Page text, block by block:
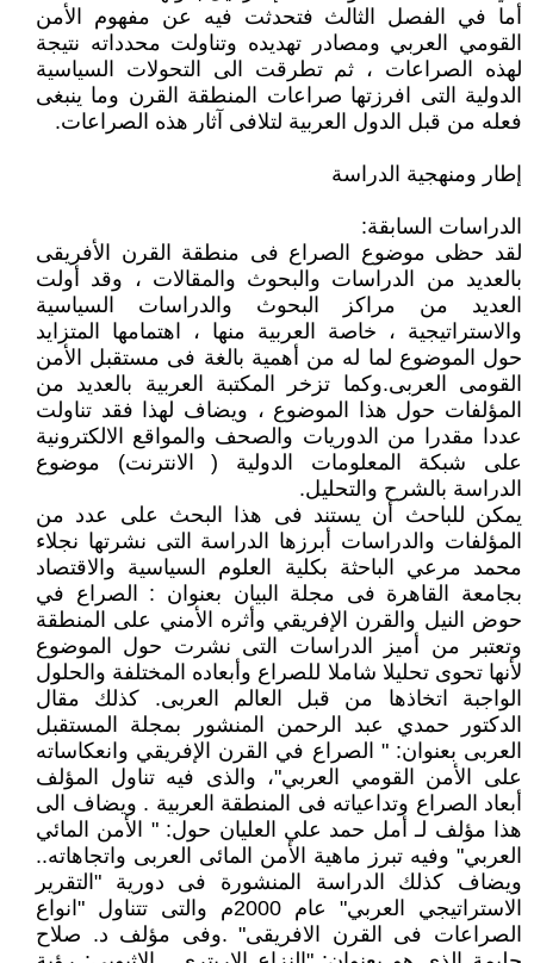
أما في الفصل الثالث فتحدثت فيه عن مفهوم الأمن
القومي العربي ومصادر تهديده وتناولت محدداته نتيجة
لهذه الصراعات ، ثم تطرقت الى التحولات السياسية
الدولية التى افرزتها صراعات المنطقة القرن وما ينبغى
فعله من قبل الدول العربية لتلافى آثار هذه الصراعات.
إطار ومنهجية الدراسة
الدراسات السابقة:
لقد حظى موضوع الصراع فى منطقة القرن الأفريقى
بالعديد من الدراسات والبحوث والمقالات ، وقد أولت
العديد من مراكز البحوث والدراسات السياسية
والاستراتيجية ، خاصة العربية منها ، اهتمامها المتزايد
حول الموضوع لما له من أهمية بالغة فى مستقبل الأمن
القومى العربى.وكما تزخر المكتبة العربية بالعديد من
المؤلفات حول هذا الموضوع ، ويضاف لهذا فقد تناولت
عددا مقدرا من الدوريات والصحف والمواقع الالكترونية
على شبكة المعلومات الدولية ( الانترنت) موضوع
الدراسة بالشرح والتحليل.
يمكن للباحث أن يستند فى هذا البحث على عدد من
المؤلفات والدراسات أبرزها الدراسة التى نشرتها نجلاء
محمد مرعي الباحثة بكلية العلوم السياسية والاقتصاد
بجامعة القاهرة فى مجلة البيان بعنوان : الصراع في
حوض النيل والقرن الإفريقي وأثره الأمني على المنطقة
وتعتبر من أميز الدراسات التى نشرت حول الموضوع
لأنها تحوى تحليلا شاملا للصراع وأبعاده المختلفة والحلول
الواجبة اتخاذها من قبل العالم العربى. كذلك مقال
الدكتور حمدي عبد الرحمن المنشور بمجلة المستقبل
العربى بعنوان: " الصراع في القرن الإفريقي وانعكاساته
على الأمن القومي العربي"، والذى فيه تناول المؤلف
أبعاد الصراع وتداعياته فى المنطقة العربية . ويضاف الى
هذا مؤلف لـ أمل حمد علي العليان حول: " الأمن المائي
العربي" وفيه تبرز ماهية الأمن المائى العربى واتجاهاته..
ويضاف كذلك الدراسة المنشورة فى دورية "التقرير
الاستراتيجي العربي" عام 2000م والتى تتناول "انواع
الصراعات فى القرن الافريقى" .وفى مؤلف د. صلاح